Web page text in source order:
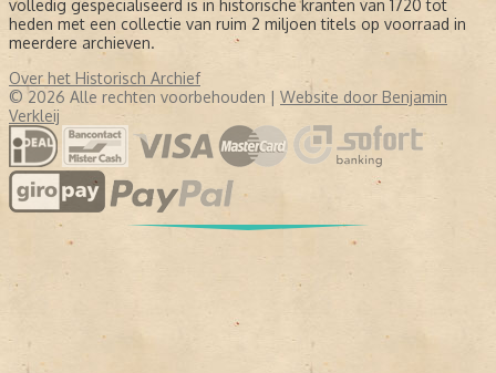
volledig gespecialiseerd is in historische kranten van 1720 tot
heden met een collectie van ruim 2 miljoen titels op voorraad in
meerdere archieven.
Over het Historisch Archief
© 2026 Alle rechten voorbehouden | Website door Benjamin
Verkleij